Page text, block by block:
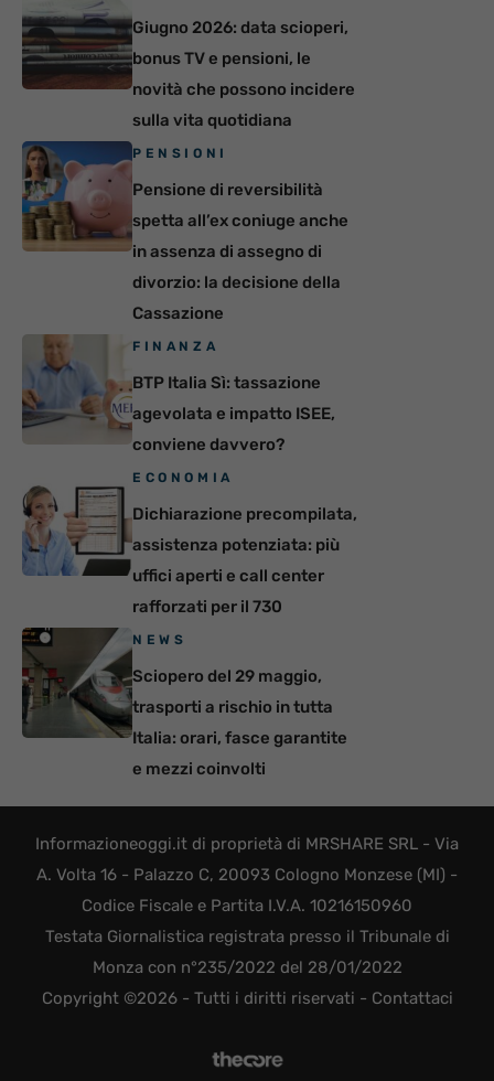
Giugno 2026: data scioperi,
bonus TV e pensioni, le
novità che possono incidere
sulla vita quotidiana
PENSIONI
Pensione di reversibilità
spetta all’ex coniuge anche
in assenza di assegno di
divorzio: la decisione della
Cassazione
FINANZA
BTP Italia Sì: tassazione
agevolata e impatto ISEE,
conviene davvero?
ECONOMIA
Dichiarazione precompilata,
assistenza potenziata: più
uffici aperti e call center
rafforzati per il 730
NEWS
Sciopero del 29 maggio,
trasporti a rischio in tutta
Italia: orari, fasce garantite
e mezzi coinvolti
Informazioneoggi.it di proprietà di MRSHARE SRL - Via
A. Volta 16 - Palazzo C, 20093 Cologno Monzese (MI) -
Codice Fiscale e Partita I.V.A. 10216150960
Testata Giornalistica registrata presso il Tribunale di
Monza con n°235/2022 del 28/01/2022
Copyright ©2026 - Tutti i diritti riservati - Contattaci